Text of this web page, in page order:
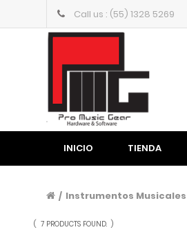
Call us : (55) 1328 5269
INICIO TIENDA
/ Instrumentos
( 7 PRODUCTS FOUND. )